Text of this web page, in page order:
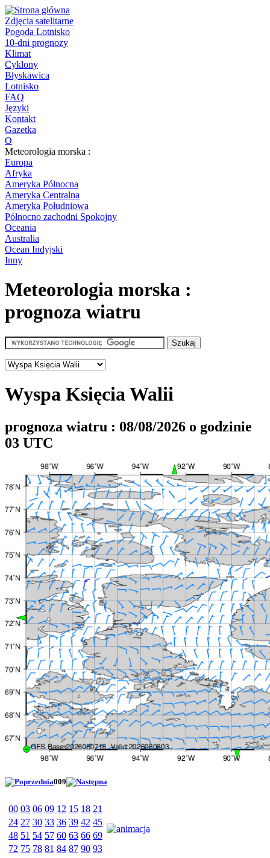
Zdjęcia satelitarne
Pogoda Lotnisko
10-dni prognozy
Klimat
Cyklony
Błyskawica
Lotnisko
FAQ
Języki
Kontakt
Gazetka
O
Meteorologia morska :
Europa
Afryka
Ameryka Północna
Ameryka Centralna
Ameryka Południowa
Północno zachodni Spokojny
Oceania
Australia
Ocean Indyjski
Inny
Meteorologia morska :
prognoza wiatru
Wyspa Księcia Walii
prognoza wiatru : 08/08/2026 o godzinie
03 UTC
009
00 03 06 09 12 15 18 21
24 27 30 33 36 39 42 45
48 51 54 57 60 63 66 69
72 75 78 81 84 87 90 93